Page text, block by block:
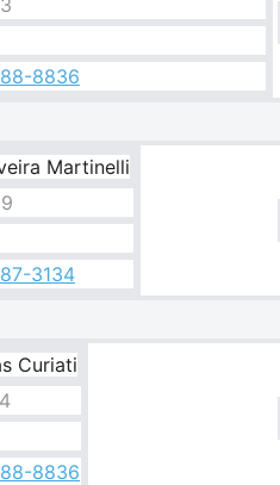
8836
Martinelli​
3134
Curiati​​
8836